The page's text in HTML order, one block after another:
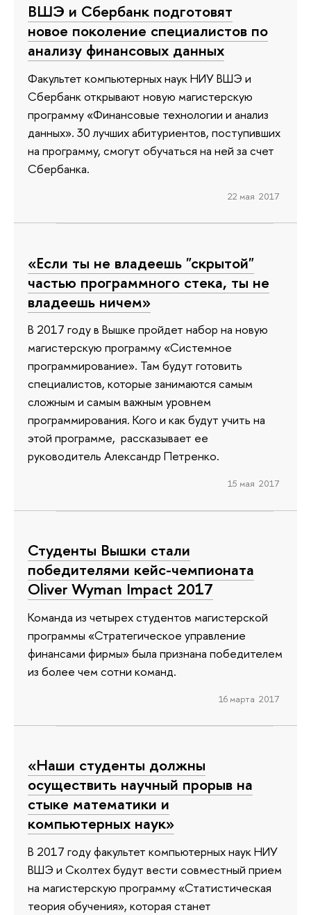
ВШЭ и Сбербанк подготовят
новое поколение специалистов по
анализу финансовых данных
Факультет компьютерных наук НИУ ВШЭ и
Сбербанк открывают новую магистерскую
программу «Финансовые технологии и анализ
данных». 30 лучших абитуриентов, поступивших
на программу, смогут обучаться на ней за счет
Сбербанка.
22 мая 2017
«Если ты не владеешь "скрытой"
частью программного стека, ты не
владеешь ничем»
В 2017 году в Вышке пройдет набор на новую
магистерскую программу «Системное
программирование». Там будут готовить
специалистов, которые занимаются самым
сложным и самым важным уровнем
программирования. Кого и как будут учить на
этой программе, рассказывает ее
руководитель Александр Петренко.
15 мая 2017
Студенты Вышки стали
победителями кейс-чемпионата
Oliver Wyman Impact 2017
Команда из четырех студентов магистерской
программы «Стратегическое управление
финансами фирмы» была признана победителем
из более чем сотни команд.
16 марта 2017
«Наши студенты должны
осуществить научный прорыв на
стыке математики и
компьютерных наук»
В 2017 году факультет компьютерных наук НИУ
ВШЭ и Сколтех будут вести совместный прием
на магистерскую программу «Статистическая
теория обучения», которая станет